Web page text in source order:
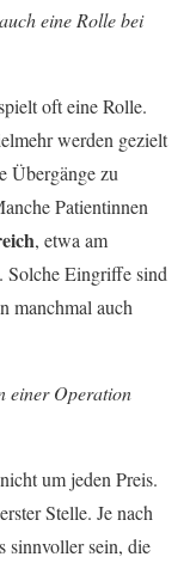
eine Rolle bei
oft eine Rolle.
werden gezielt
Übergänge zu
Patientinnen
, etwa am
Solche Eingriffe sind
manchmal auch
einer Operation
um jeden Preis.
Stelle. Je nach
sinnvoller sein, die